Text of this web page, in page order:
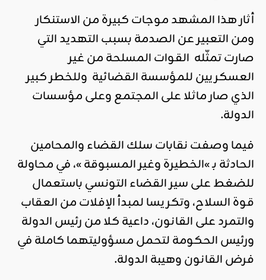
أثار هذا المشهد موجات كبيرة من الاستنكار
ومن التعبير عن الصدمة بسبب التهديد التي
صارت تمثّله القوات المسلحة من غير
العسكريين للمؤسسة القضائية وللخطر كبير
الذي صار ماثلا على المجتمع وعلى مؤسسات
الدولة.
فيما وصفت نقابات سلك القضاء والمحامين
الحادثة بـ »الخطيرة وغير المسبوقة »، في محاولة
للضغط على سير القضاء التونسي باستعمال
قوة السلاح، وتكريسا لمبدأ الإفلات من العقاب
والتمرد على القانون، داعية كلا من رئيس الدولة
ورئيس الحكومة لتحمل مسؤوليتهما كاملة في
فرض القانون وهيبة الدولة.